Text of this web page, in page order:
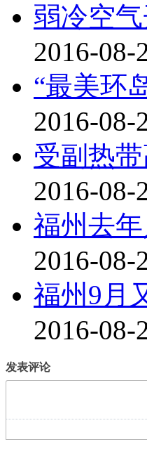
弱冷空
2016-08-
“最美环
2016-08-
受副热
2016-08-
福州去
2016-08-
福州9月
2016-08-
发表评论